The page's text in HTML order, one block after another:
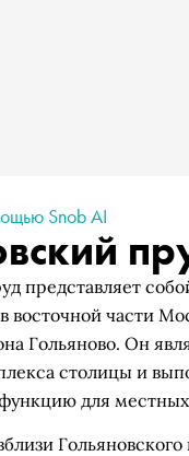
Snob AI
представляет
восточной части
Гольяново. Он
столицы и
для
Гольяновского